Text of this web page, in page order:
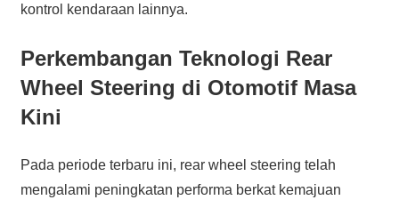
kontrol kendaraan lainnya.
Perkembangan Teknologi Rear
Wheel Steering di Otomotif Masa
Kini
Pada periode terbaru ini, rear wheel steering telah
mengalami peningkatan performa berkat kemajuan